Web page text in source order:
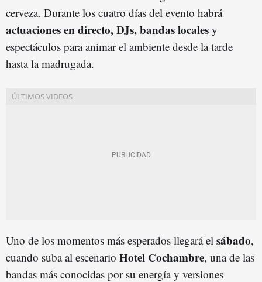
cerveza. Durante los cuatro días del evento habrá
actuaciones en directo, DJs, bandas locales y
espectáculos para animar el ambiente desde la tarde
hasta la madrugada.
Uno de los momentos más esperados llegará el sábado,
cuando suba al escenario Hotel Cochambre, una de las
bandas más conocidas por su energía y versiones